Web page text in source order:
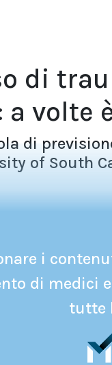
di
volte
di
of South
i
di medici
tutte